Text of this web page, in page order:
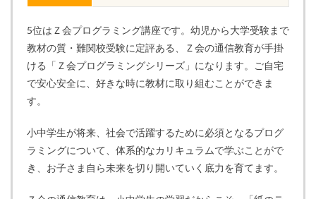
5位はＺ会プログラミング講座です。幼児から大学受験まで
教材の質・難関校受験に定評ある、Ｚ会の通信教育が手掛
ける「Ｚ会プログラミングシリーズ」になります。ご自宅
で安心安全に、好きな時に教材に取り組むことができま
す。
小中学生が将来、社会で活躍するために必須となるプログ
ラミングについて、体系的なカリキュラムで学ぶことがで
き、お子さま自ら未来を切り開いていく底力を育てます。